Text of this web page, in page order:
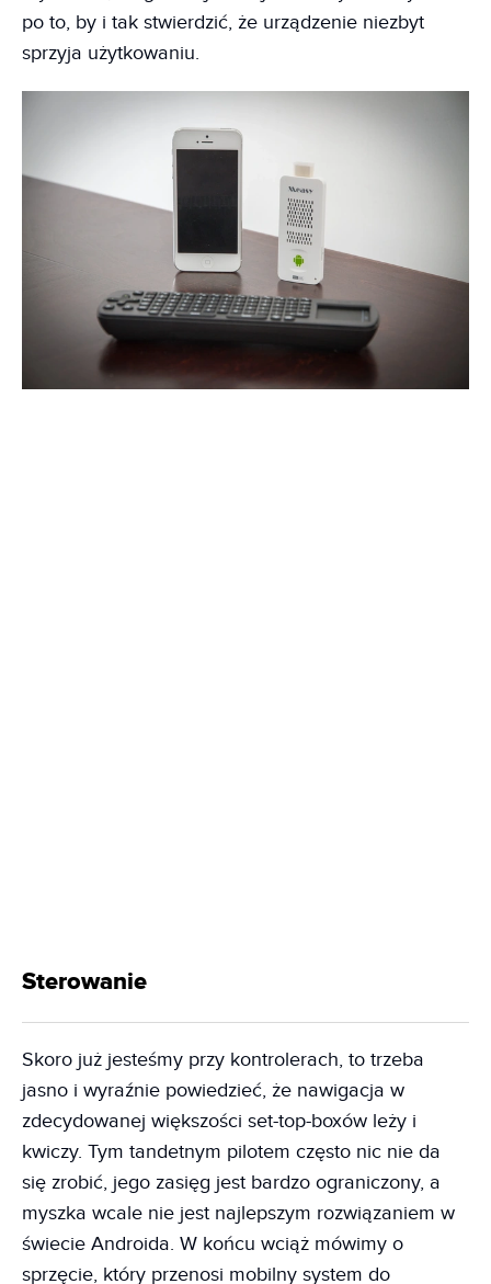
po to, by i tak stwierdzić, że urządzenie niezbyt
sprzyja użytkowaniu.
Sterowanie
Skoro już jesteśmy przy kontrolerach, to trzeba
jasno i wyraźnie powiedzieć, że nawigacja w
zdecydowanej większości set-top-boxów leży i
kwiczy. Tym tandetnym pilotem często nic nie da
się zrobić, jego zasięg jest bardzo ograniczony, a
myszka wcale nie jest najlepszym rozwiązaniem w
świecie Androida. W końcu wciąż mówimy o
sprzęcie, który przenosi mobilny system do